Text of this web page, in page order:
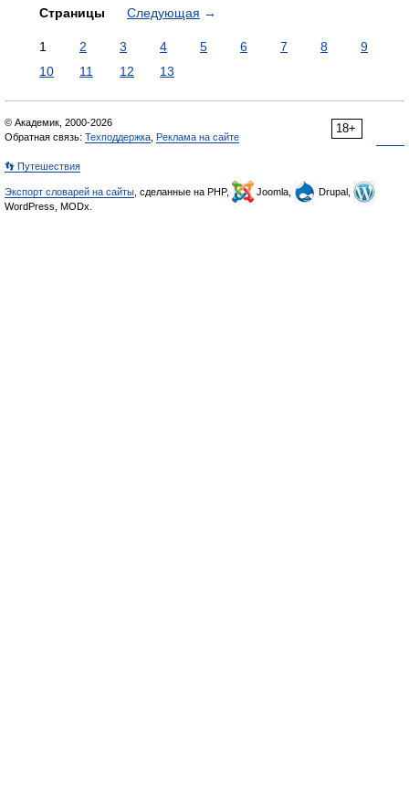
Страницы Следующая →
1 2 3 4 5 6 7 8
9
10
11 12 13
18+
© Академик, 2000-2026
Обратная связь: Техподдержка Реклама на сайте
👣 Путешествия
Экспорт словарей на сайты , сделанные на PHP, Joomla,
Drupal,
WordPress, MODx.